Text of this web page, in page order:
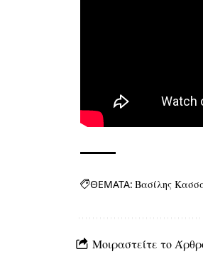
ΘΕΜΑΤΑ: Βασίλης
Μοιραστείτε το